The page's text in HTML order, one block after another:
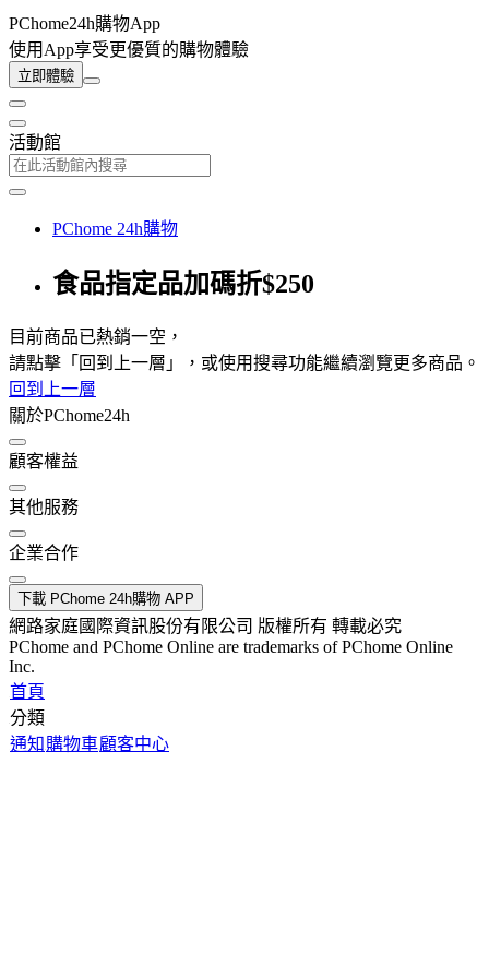
PChome24h購物App
使用App享受更優質的購物體驗
立即體驗
活動館
PChome 24h購物
食品指定品加碼折$250
目前商品已熱銷一空，
請點擊「回到上一層」，或使用搜尋功能繼續瀏覽更多商品。
回到上一層
關於PChome24h
顧客權益
其他服務
企業合作
下載 PChome 24h購物 APP
網路家庭國際資訊股份有限公司 版權所有 轉載必究
PChome and PChome Online are trademarks of PChome Online
Inc.
首頁
分類
通知 購物車顧客中心